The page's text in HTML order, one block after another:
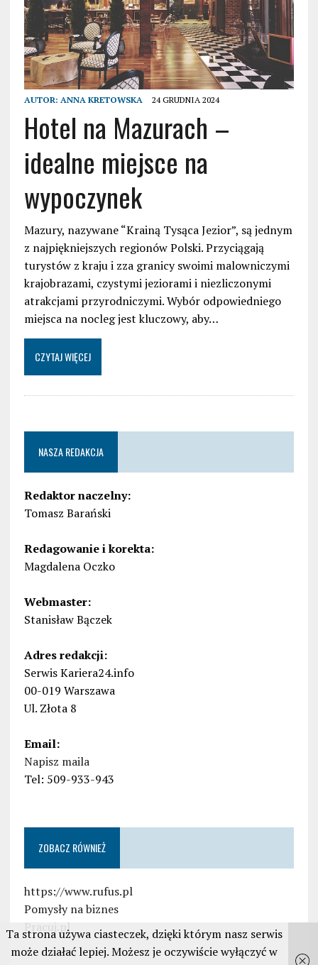
AUTOR: ANNA KRETOWSKA 24 GRUDNIA 2024
Hotel na Mazurach –
idealne miejsce na
wypoczynek
Mazury, nazywane “Krainą Tysąca Jezior”, są jednym
z najpiękniejszych regionów Polski. Przyciągają
turystów z kraju i zza granicy swoimi malowniczymi
krajobrazami, czystymi jeziorami i niezliczonymi
atrakcjami przyrodniczymi. Wybór odpowiedniego
miejsca na nocleg jest kluczowy, aby…
CZYTAJ WIĘCEJ
NASZA REDAKCJA
Redaktor naczelny:
Tomasz Barański
Redagowanie i korekta:
Magdalena Oczko
Webmaster:
Stanisław Bączek
Adres redakcji:
Serwis Kariera24.info
00-019 Warszawa
Ul. Złota 8
Email:
Napisz maila
Tel: 509-933-943
ZOBACZ RÓWNIEŻ
https://www.rufus.pl
Pomysły na biznes
Pracuj.pl
Ta strona używa ciasteczek, dzięki którym nasz serwis
może działać lepiej. Możesz je oczywiście wyłączyć w